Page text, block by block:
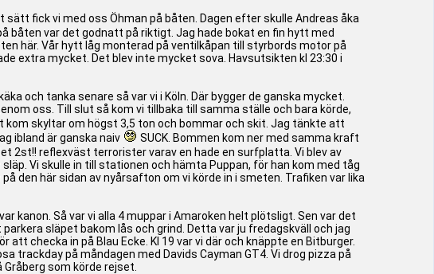
fick vi med oss Öhman på båten. Dagen efter skulle Andreas åka
båten var det godnatt på riktigt. Jag hade bokat en fin hytt med
här. Vår hytt låg monterad på ventilkåpan till styrbords motor på
extra mycket. Det blev inte mycket sova. Havsutsikten kl 23:30 i
och tanka senare så var vi i Köln. Där bygger de ganska mycket.
oss. Till slut så kom vi tillbaka till samma ställe och bara körde,
kom skyltar om högst 3,5 ton och bommar och skit. Jag tänkte att
ibland är ganska naiv
SUCK. Bommen kom ner med samma kraft
2st!! reflexväst terrorister varav en hade en surfplatta. Vi blev av
Vi skulle in till stationen och hämta Puppan, för han kom med tåg
den här sidan av nyårsafton om vi körde in i smeten. Trafiken var lika
kanon. Så var vi alla 4 muppar i Amaroken helt plötsligt. Sen var det
släpet bakom lås och grind. Detta var ju fredagskväll och jag
att checka in på Blau Ecke. Kl 19 var vi där och knäppte en Bitburger.
trackday på måndagen med Davids Cayman GT4. Vi drog pizza på
som körde rejset.